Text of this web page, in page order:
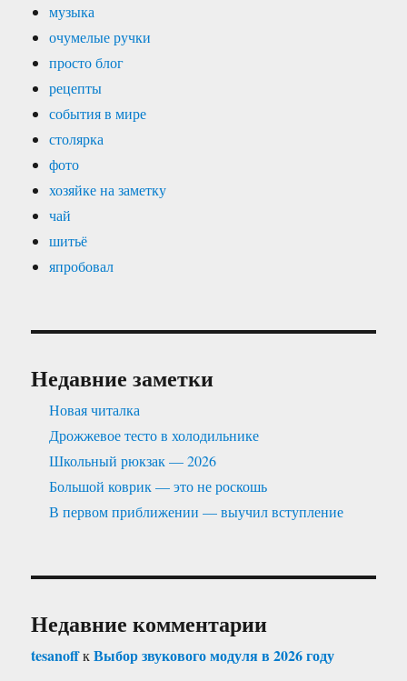
музыка
очумелые ручки
просто блог
рецепты
события в мире
столярка
фото
хозяйке на заметку
чай
шитьё
япробовал
Недавние заметки
Новая читалка
Дрожжевое тесто в холодильнике
Школьный рюкзак — 2026
Большой коврик — это не роскошь
В первом приближении — выучил вступление
Недавние комментарии
tesanoffкВыбор звукового модуля в 2026 году